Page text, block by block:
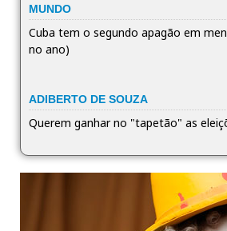
MUNDO
Cuba tem o segundo apagão em
no ano)
ADIBERTO DE SOUZA
Querem ganhar no "tapetão" as